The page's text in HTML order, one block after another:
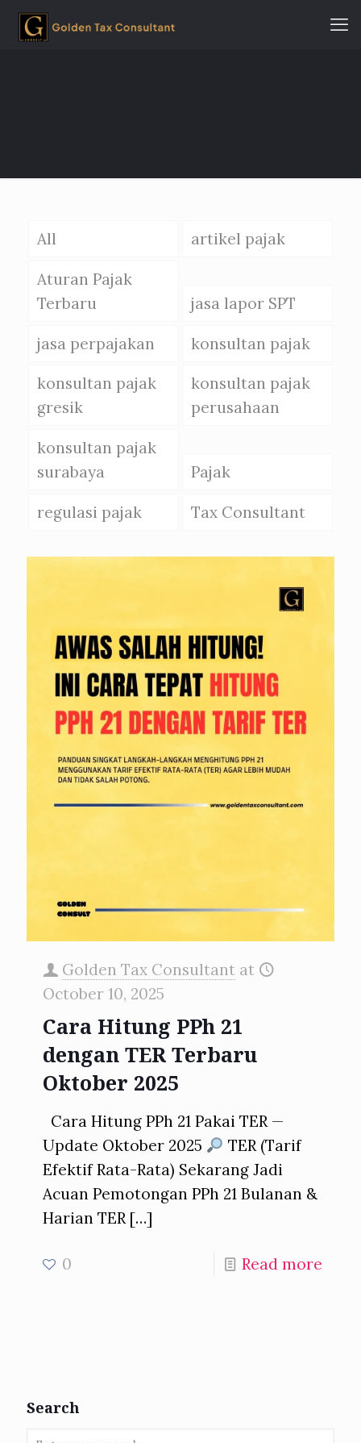
All artikel pajak
Aturan Pajak
Terbaru
jasa lapor SPT
jasa perpajakan konsultan pajak
konsultan pajak
gresik
konsultan pajak
perusahaan
konsultan pajak
surabaya
Pajak
regulasi pajak Tax Consultant
Golden Tax Consultant at
October 10, 2025
Cara Hitung PPh 21
dengan TER Terbaru
Oktober 2025
Cara Hitung PPh 21 Pakai TER —
Update Oktober 2025
TER (Tarif
Efektif Rata-Rata) Sekarang Jadi
Acuan Pemotongan PPh 21 Bulanan &
Harian TER[…]
0 Read more
Search